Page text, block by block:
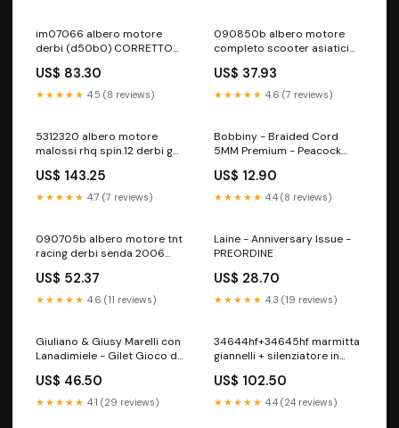
im07066 albero motore
derbi (d50b0) CORRETTORI
US$ 83.30
★★★★★ 4.5 (8 reviews)
090850b albero motore
completo scooter asiatici
CARBURATORI
US$ 37.93
★★★★★ 4.6 (7 reviews)
5312320 albero motore
malossi rhq spin.12 derbi gpr
E KIT FRIZIONI
US$ 143.25
★★★★★ 4.7 (7 reviews)
Bobbiny - Braided Cord
5MM Premium - Peacock
US$ 12.90
★★★★★ 4.4 (8 reviews)
090705b albero motore tnt
racing derbi senda 2006
ALBERI MOTORE
US$ 52.37
★★★★★ 4.6 (11 reviews)
Laine - Anniversary Issue -
PREORDINE
US$ 28.70
★★★★★ 4.3 (19 reviews)
Giuliano & Giusy Marelli con
Lanadimiele - Gilet Gioco di
US$ 46.50
★★★★★ 4.1 (29 reviews)
34644hf+34645hf marmitta
giannelli + silenziatore in
06 mot. piaggio CINGHIE
VARIATORE
US$ 102.50
★★★★★ 4.4 (24 reviews)